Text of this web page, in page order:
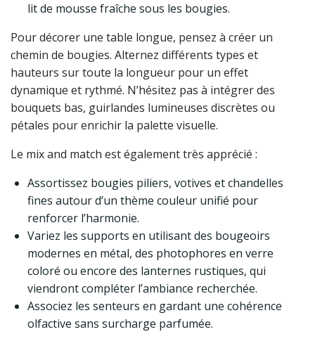
lit de mousse fraîche sous les bougies.
Pour décorer une table longue, pensez à créer un
chemin de bougies. Alternez différents types et
hauteurs sur toute la longueur pour un effet
dynamique et rythmé. N’hésitez pas à intégrer des
bouquets bas, guirlandes lumineuses discrètes ou
pétales pour enrichir la palette visuelle.
Le mix and match est également très apprécié :
Assortissez bougies piliers, votives et chandelles
fines autour d’un thème couleur unifié pour
renforcer l’harmonie.
Variez les supports en utilisant des bougeoirs
modernes en métal, des photophores en verre
coloré ou encore des lanternes rustiques, qui
viendront compléter l’ambiance recherchée.
Associez les senteurs en gardant une cohérence
olfactive sans surcharge parfumée.